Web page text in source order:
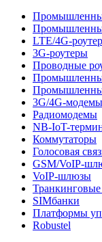
LTE/4G-
3G-роутеры
Проводные
3G/4G-модемы
Радиомодемы
NB-IoT-
Коммутаторы
Голосовая
GSM/VoIP-
VoIP-шлюзы
SIMбанки
Платформы
Robustel